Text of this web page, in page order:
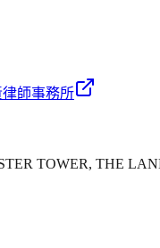
律師事務所
TOWER, THE